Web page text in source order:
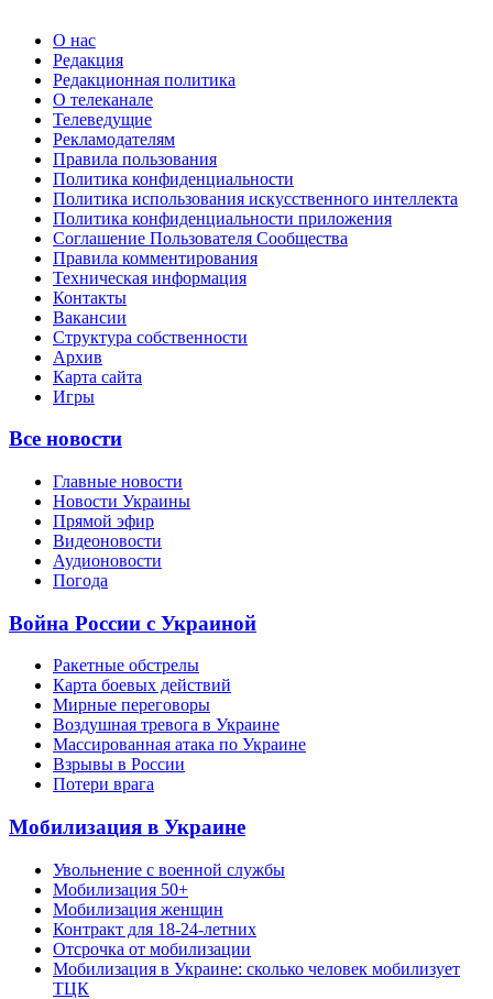
О нас
Редакция
Редакционная политика
О телеканале
Телеведущие
Рекламодателям
Правила пользования
Политика конфиденциальности
Политика использования искусственного интеллекта
Политика конфиденциальности приложения
Соглашение Пользователя Сообщества
Правила комментирования
Техническая информация
Контакты
Вакансии
Структура собственности
Архив
Карта сайта
Игры
Все новости
Главные новости
Новости Украины
Прямой эфир
Видеоновости
Аудионовости
Погода
Война России с Украиной
Ракетные обстрелы
Карта боевых действий
Мирные переговоры
Воздушная тревога в Украине
Массированная атака по Украине
Взрывы в России
Потери врага
Мобилизация в Украине
Увольнение с военной службы
Мобилизация 50+
Мобилизация женщин
Контракт для 18-24-летних
Отсрочка от мобилизации
Мобилизация в Украине: сколько человек мобилизует
ТЦК